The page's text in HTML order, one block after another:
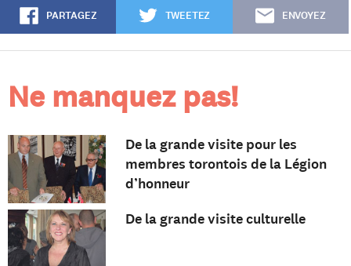
PARTAGEZ TWEETEZ ENVOYEZ
Ne manquez pas!
De la grande visite pour les
membres torontois de la Légion
d’honneur
De la grande visite culturelle